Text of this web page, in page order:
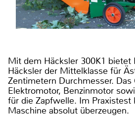
Mit dem Häcksler 300K1 bietet
Häcksler der Mittelklasse für
Zentimetern Durchmesser.
Elektromotor, Benzinmotor
für die Zapfwelle. Im Praxistest
Maschine absolut überzeugen.